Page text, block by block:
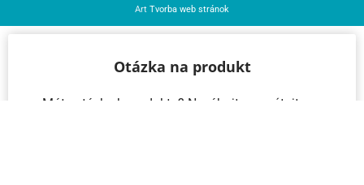
Art Tvorba web stránok
Otázka na produkt
Máte otázku k produktu? Neváhajte a opýtajte sa